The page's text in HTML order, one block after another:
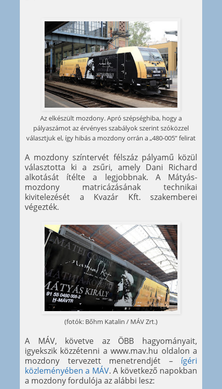
Az elkészült mozdony. Apró szépséghiba, hogy a
pályaszámot az érvényes szabályok szerint szóközzel
választjuk el, így hibás a mozdony orrán a „480-005” felirat
A mozdony színtervét félszáz pályamű közül
választotta ki a zsűri, amely Dani Richard
alkotását ítélte a legjobbnak. A Mátyás-
mozdony matricázásának technikai
kivitelezését a Kvazár Kft. szakemberei
végezték.
(fotók: Bőhm Katalin / MÁV Zrt.)
A MÁV, követve az ÖBB hagyományait,
igyekszik közzétenni a www.mav.hu oldalon a
mozdony tervezett menetrendjét – ígéri
közleményében a MÁV. A következő napokban
a mozdony fordulója az alábbi lesz: